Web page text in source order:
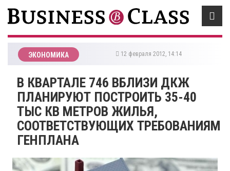
ЭКОНОМИКА 12 февраля 2012, 14:14
В КВАРТАЛЕ 746 ВБЛИЗИ ДКЖ
ПЛАНИРУЮТ ПОСТРОИТЬ 35-40
ТЫС КВ МЕТРОВ ЖИЛЬЯ,
СООТВЕТСТВУЮЩИХ ТРЕБОВАНИЯМ
ГЕНПЛАНА